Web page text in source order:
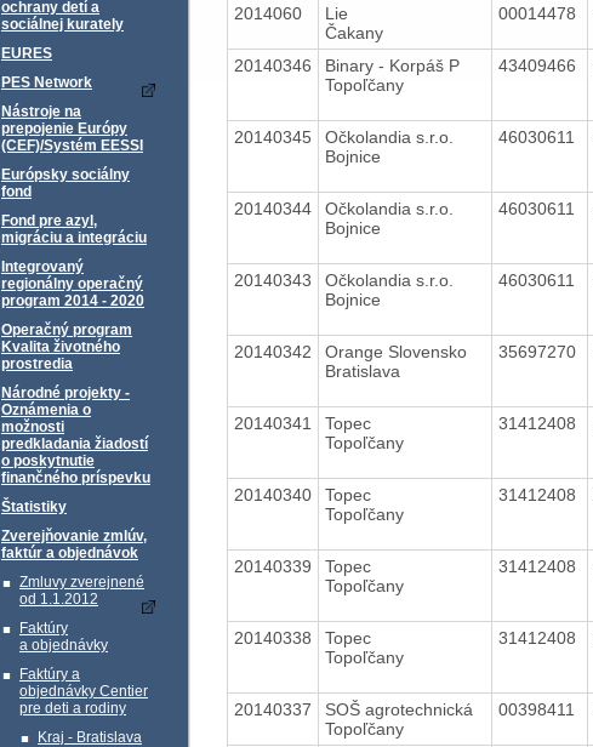
ochrany detí a
sociálnej kurately
EURES
PES Network
Nástroje na
prepojenie Európy
(CEF)/Systém EESSI
Európsky sociálny
fond
Fond pre azyl,
migráciu a integráciu
Integrovaný
regionálny operačný
program 2014 - 2020
Operačný program
Kvalita životného
prostredia
Národné projekty -
Oznámenia o
možnosti
predkladania žiadostí
o poskytnutie
finančného príspevku
Štatistiky
Zverejňovanie zmlúv,
faktúr a objednávok
Zmluvy zverejnené
od 1.1.2012
Faktúry
a objednávky
Faktúry a
objednávky Centier
pre deti a rodiny
Kraj - Bratislava
2014060
Lie
Čakany
00014478
20140346
Binary - Korpáš P
Topoľčany
43409466
20140345
Očkolandia s.r.o.
Bojnice
46030611
20140344
Očkolandia s.r.o.
Bojnice
46030611
20140343
Očkolandia s.r.o.
Bojnice
46030611
20140342
Orange Slovensko
Bratislava
35697270
20140341
Topec
Topoľčany
31412408
20140340
Topec
Topoľčany
31412408
20140339
Topec
Topoľčany
31412408
20140338
Topec
Topoľčany
31412408
20140337
SOŠ agrotechnická
Topoľčany
00398411